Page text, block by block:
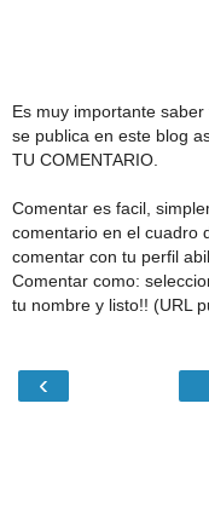
Es muy importante
se publica en este blog
TU COMENTARIO.
Comentar es facil,
comentario en el cuadro
comentar con tu perfil
Comentar como:
tu nombre y listo!! (URL
‹